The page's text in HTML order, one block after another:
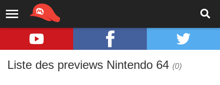
Liste des previews Nintendo 64 (0)